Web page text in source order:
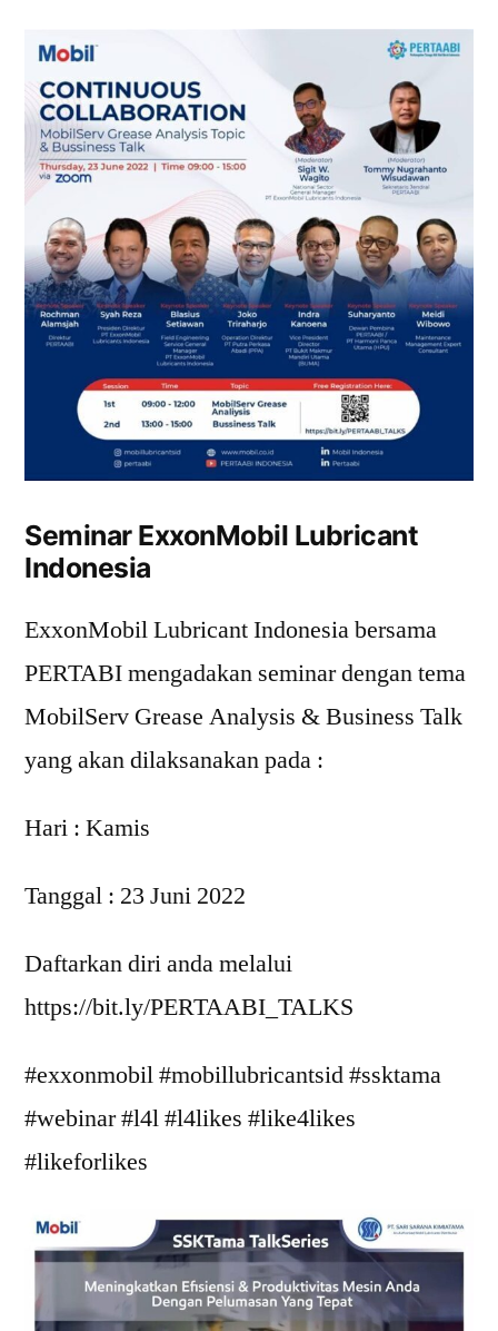
Seminar ExxonMobil Lubricant
Indonesia
ExxonMobil Lubricant Indonesia bersama
PERTABI mengadakan seminar dengan tema
MobilServ Grease Analysis & Business Talk
yang akan dilaksanakan pada :
Hari : Kamis
Tanggal : 23 Juni 2022
Daftarkan diri anda melalui
https://bit.ly/PERTAABI_TALKS
#exxonmobil #mobillubricantsid #ssktama
#webinar #l4l #l4likes #like4likes
#likeforlikes